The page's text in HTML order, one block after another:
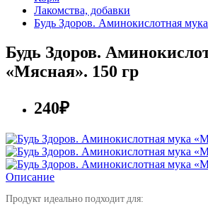
Лакомства, добавки
Будь Здоров. Аминокислотная
Будь Здоров.
«Мясная». 150 гр
240₽
Описание
Продукт идеально подходит для: